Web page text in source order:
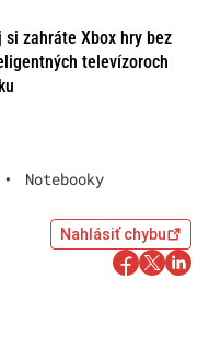
zahráte Xbox hry bez
televízoroch
• Notebooky
Nahlásiť chybu